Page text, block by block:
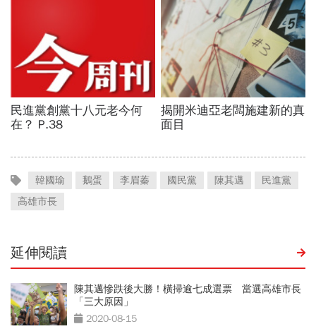
韓國瑜 鵝蛋 李眉蓁 國民黨 陳其邁
民進黨
高雄市長
延伸閱讀
陳其邁慘跌後大勝！橫掃逾七成選票 當選高雄市長
「三大原因」
2020-08-15